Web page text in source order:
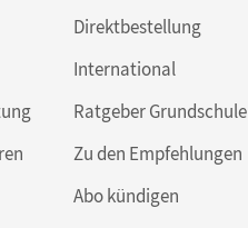
Direktbestellung
International
Ratgeber Grundschule
Zu den Empfehlungen
Abo kündigen